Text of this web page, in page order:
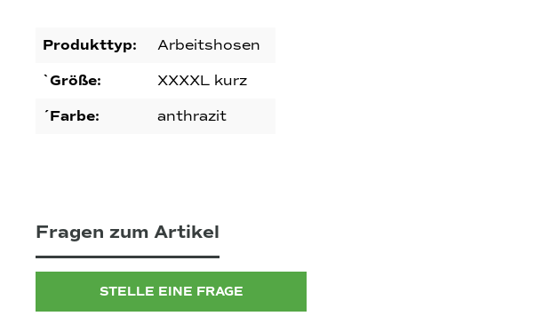
Produkttyp:
Arbeitshosen
`Größe:
XXXXL kurz
´Farbe:
anthrazit
Fragen zum Artikel
STELLE EINE FRAGE